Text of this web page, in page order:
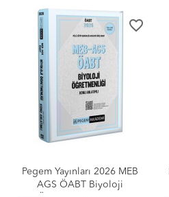
favorite_border
Pegem Yayınları 2026 MEB
AGS ÖABT Biyoloji